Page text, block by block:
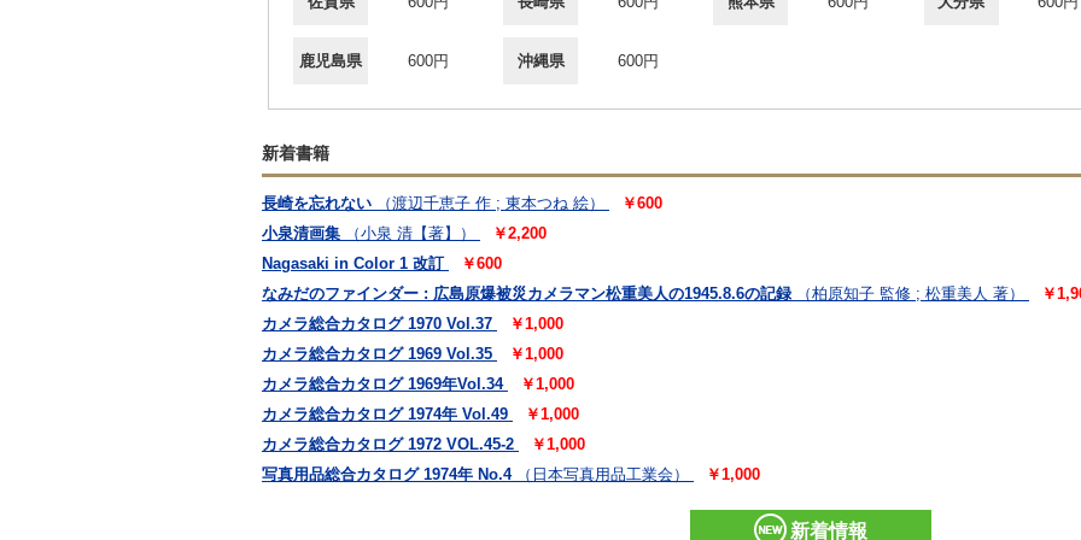
鹿児島県 600円 沖縄県 600円
新着書籍
長崎を忘れない （渡辺千恵子 作 ; 東本つね 絵）
￥600
小泉清画集
（小泉 清【著】）
￥2,200
Nagasaki in Color 1 改訂
￥600
なみだのファインダー : 広島原爆被災カメラマン松重美人の1945.8.6の記録
（柏原知子 監修 ; 松重美人 著）
￥
カメラ総合カタログ 1970 Vol.37
￥1,000
カメラ総合カタログ 1969 Vol.35
￥1,000
カメラ総合カタログ 1969年Vol.34
￥1,000
カメラ総合カタログ 1974年 Vol.49
￥1,000
カメラ総合カタログ 1972 VOL.45-2
￥1,000
写真用品総合カタログ 1974年 No.4
（日本写真用品工業会） ￥1,000
新着情報